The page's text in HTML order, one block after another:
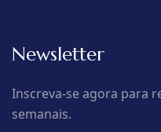
Newsletter
Inscreva-se agora para
semanais.